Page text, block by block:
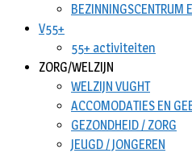
BEZINNINGSCENTRUM
V55+
55+ activiteiten
ZORG/WELZIJN
WELZIJN VUGHT
ACCOMODATIES EN
GEZONDHEID / ZORG
JEUGD / JONGEREN